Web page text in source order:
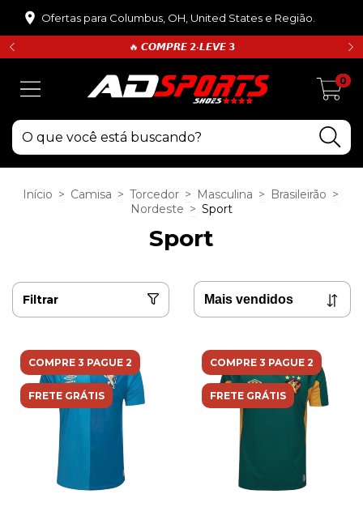
Ofertas para Columbus, OH, United States e Região.
🔥 𝘾𝙊𝙈𝙋𝙍𝙀 𝟮•𝙇𝙀𝙑𝙀 𝟯
0
Início > Camisa > Torcedor > Masculina > Brasileirão >
Nordeste > Sport
Sport
Filtrar
COMPRE 3 PAGUE 2
FRETE GRÁTIS
COMPRE 3 PAGUE 2
FRETE GRÁTIS